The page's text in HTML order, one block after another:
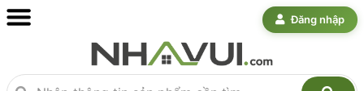
Đăng nhập